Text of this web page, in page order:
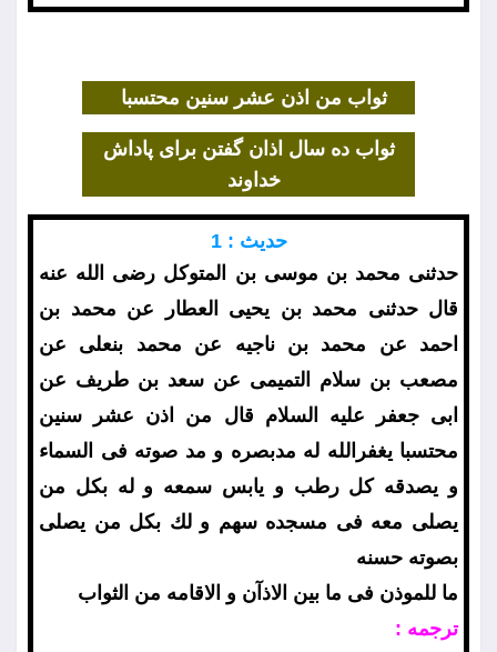
ثواب من اذن عشر سنين محتسبا
ثواب ده سال اذان گفتن براى پاداش
خداوند
حديث : 1
حدثنى محمد بن موسى بن المتوكل رضى الله عنه
قال حدثنى محمد بن يحيى العطار عن محمد بن
احمد عن محمد بن ناجيه عن محمد بنعلى عن
مصعب بن سلام التميمى عن سعد بن طريف عن
ابى جعفر عليه السلام قال من اذن عشر سنين
محتسبا يغفرالله له مدبصره و مد صوته فى السماء
و يصدقه كل رطب و يابس سمعه و له بكل من
يصلى معه فى مسجده سهم و لك بكل من يصلى
بصوته حسنه
ما للموذن فى ما بين الاذآن و الاقامه من الثواب
ترجمه :